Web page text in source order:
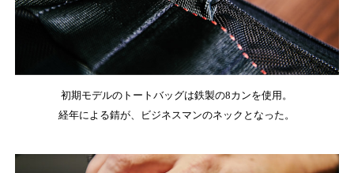
初期モデルのトートバッグは鉄製の8カンを使用。
経年による錆が、ビジネスマンのネックとなった。